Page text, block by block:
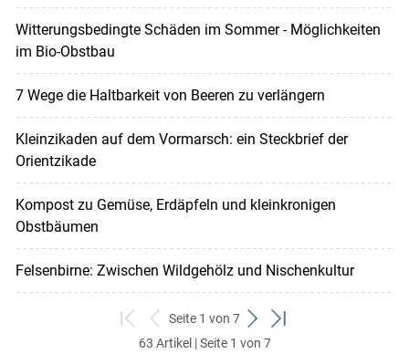
Witterungsbedingte Schäden im Sommer - Möglichkeiten
im Bio-Obstbau
7 Wege die Haltbarkeit von Beeren zu verlängern
Kleinzikaden auf dem Vormarsch: ein Steckbrief der
Orientzikade
Kompost zu Gemüse, Erdäpfeln und kleinkronigen
Obstbäumen
Felsenbirne: Zwischen Wildgehölz und Nischenkultur
zum
ersten
zurück
zum
Seite 1 von 7
weiter
zum
zum
63 Artikel | Seite 1 von 7